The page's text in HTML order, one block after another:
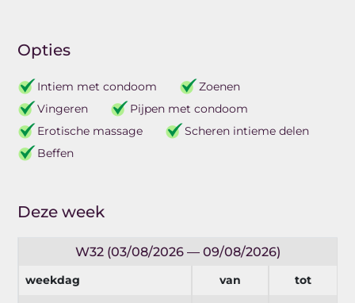
Opties
Intiem met condoom
Zoenen
Vingeren
Pijpen met condoom
Erotische massage
Scheren intieme delen
Beffen
Deze week
W32 (03/08/2026 — 09/08/2026)
weekdag van tot